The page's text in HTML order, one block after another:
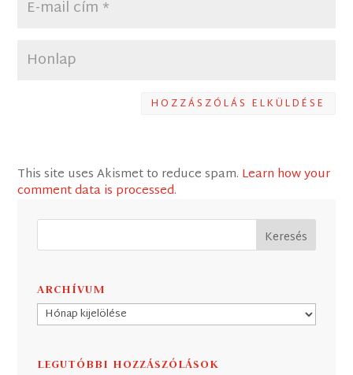
HOZZÁSZÓLÁS ELKÜLDÉSE
This site uses Akismet to reduce spam. Learn how your
comment data is processed.
ARCHÍVUM
Archívum
LEGUTÓBBI HOZZÁSZÓLÁSOK